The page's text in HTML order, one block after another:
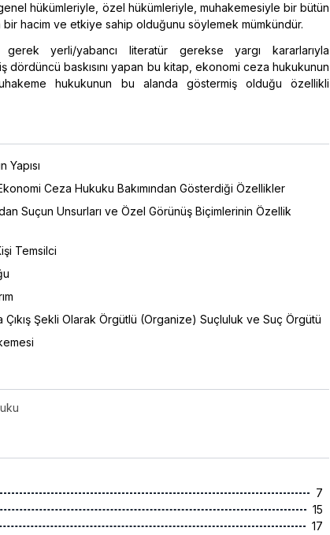
hükümleriyle, özel hükümleriyle, muhakemesiyle bir bütün
bir hacim ve etkiye sahip olduğunu söylemek mümkündür.
yerli/yabancı literatür gerekse yargı kararlarıyla
dördüncü baskısını yapan bu kitap, ekonomi ceza hukukunun
hukukunun bu alanda göstermiş olduğu özellikli
Ceza Hukuku Bakımından Gösterdiği Özellikler
Suçun Unsurları ve Özel Görünüş Biçimlerinin Özellik
Temsilci
Çıkış Şekli Olarak Örgütlü (Organize) Suçluluk ve Suç Örgütü
7
15
17